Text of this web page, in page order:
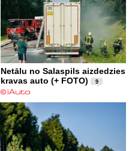
Netālu no Salaspils aizdedzies
kravas auto (+ FOTO)
9